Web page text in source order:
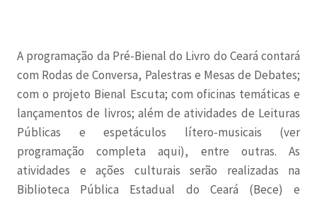
A programação da Pré-Bienal do Livro do Ceará contará
com Rodas de Conversa, Palestras e Mesas de Debates;
com o projeto Bienal Escuta; com oficinas temáticas e
lançamentos de livros; além de atividades de Leituras
Públicas e espetáculos lítero-musicais (ver
programação completa aqui), entre outras. As
atividades e ações culturais serão realizadas na
Biblioteca Pública Estadual do Ceará (Bece) e